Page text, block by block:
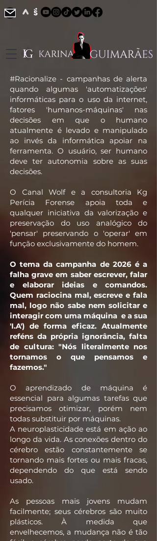
#Racionalize - campanhas de alerta
quando algumas 'automatizações'
informáticas para o uso da internet,
fatores 'humanos-máquinas' nas
decisões em que o humano
atualmente é levado e manipulado
ao invés da informática apoiar na
ferramenta. O usuário, ser humano
deve ter autonomia sobre as suas
decisões.
​O Canal Wolf e a consultoria Kg
Perícia Forense apoia toda e
qualquer iniciativa da valorização e
preservação do uso analógico do
'pensar' preservando o 'operar' em
função exclusivamente do homem.
O tema da campanha de 2026 é a
falha grave em saber escrever, falar
e elaborar ideias e comandos.
Quem raciocina mal, escreve e fala
mal, logo não sabe nem solicitar e
interagir com uma máquina e a sua
'I.A') de forma eficaz. Atualmente
reféns da própria ignorância, falta
de cultura: "Nós literalmente nos
tornamos o que pensamos e
fazemos."
O aprendizado de máquina é
essencial para algumas tarefas que
precisamos otimizar, porém nem
todas substituir por máquinas.
A neuroplasticidade está em ação ao
longo da vida. As conexões dentro do
cérebro estão constantemente se
tornando mais fortes ou mais fracas,
dependendo do que está sendo
usado.
As pessoas mais jovens mudam
facilmente; seus cérebros são muito
plásticos. À medida que
envelhecemos, a mudança não é tão